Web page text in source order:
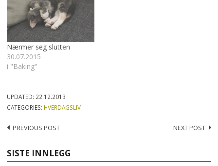
Nærmer seg slutten
30.07.2015
i "Baking"
UPDATED: 22.12.2013
CATEGORIES: HVERDAGSLIV
Post
PREVIOUS POST NEXT POST
SISTE INNLEGG